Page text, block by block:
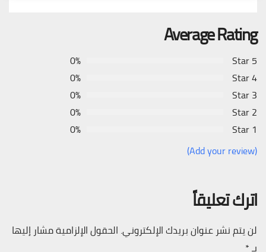
Average Rating
5 Star
0%
4 Star
0%
3 Star
0%
2 Star
0%
1 Star
0%
(Add your review)
اترك تعليقاً
لن يتم نشر عنوان بريدك الإلكتروني. الحقول الإلزامية مشار إليها
بـ*